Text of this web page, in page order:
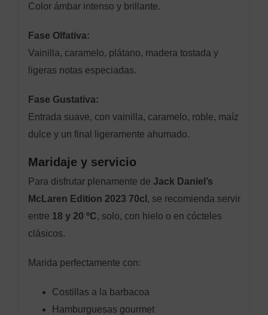
Color ámbar intenso y brillante.
Fase Olfativa:
Vainilla, caramelo, plátano, madera tostada y
ligeras notas especiadas.
Fase Gustativa:
Entrada suave, con vainilla, caramelo, roble, maíz
dulce y un final ligeramente ahumado.
Maridaje y servicio
Para disfrutar plenamente de Jack Daniel’s
McLaren Edition 2023 70cl , se recomienda servir
entre 18 y 20 ºC, solo, con hielo o en cócteles
clásicos.
Marida perfectamente con:
Costillas a la barbacoa
Hamburguesas gourmet